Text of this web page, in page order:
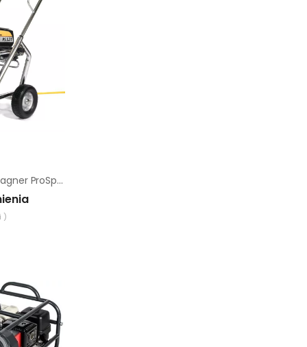
Agregat malarski Wagner ProSpray PS 3.31
)